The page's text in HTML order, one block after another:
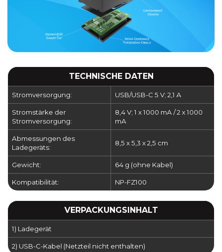
TECHNISCHE DATEN
Stromversorgung: USB/USB-C 5 V; 2,1 A
Stromstärke der
Stromversorgung:
8,4 V; 1 x 1000 mA / 2 x 1000
mA
Abmessungen des
Ladegeräts:
8,5 x 5,3 x 2,5 cm
Gewicht: 64 g (ohne Kabel)
Kompatibilität: NP-FZ100
VERPACKUNGSINHALT
1) Ladegerät
2) USB-C-Kabel (Netzteil nicht enthalten)